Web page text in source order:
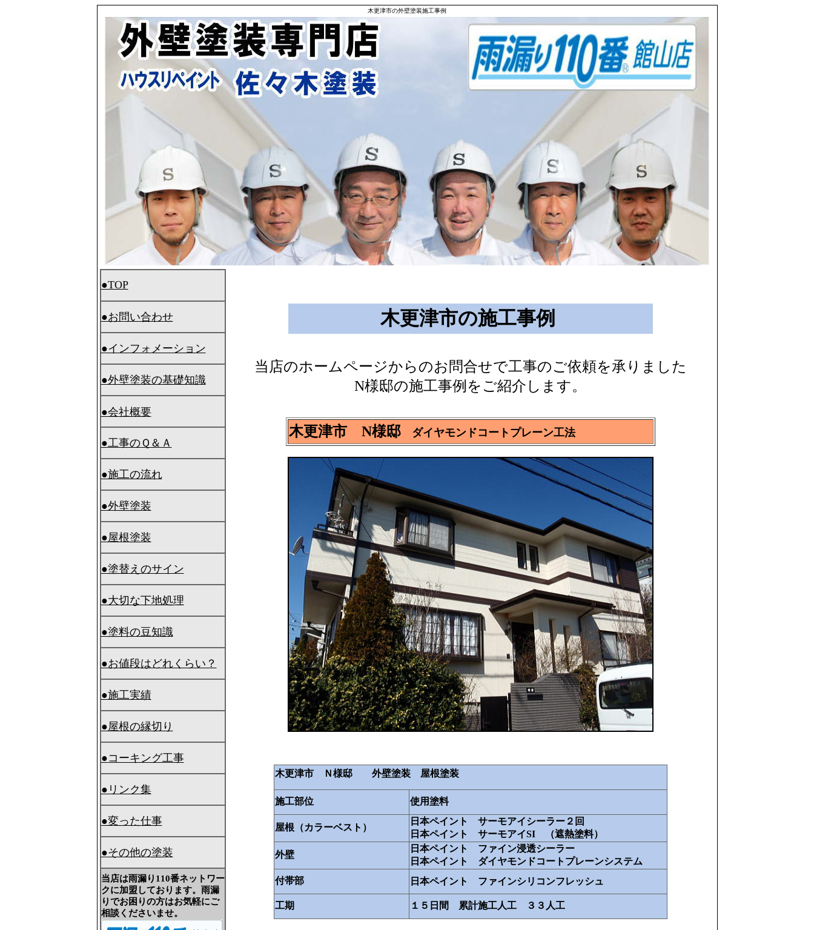
木更津市の外壁塗装施工事例
●TOP
●お問い合わせ
●インフォメーション
●外壁塗装の基礎知識
●会社概要
●工事のＱ＆Ａ
●施工の流れ
●外壁塗装
●屋根塗装
●塗替えのサイン
●大切な下地処理
●塗料の豆知識
●お値段はどれくらい？
●施工実績
●屋根の縁切り
●コーキング工事
●リンク集
●変った仕事
●その他の塗装
当店は雨漏り110番ネットワー
クに加盟しております。雨漏
りでお困りの方はお気軽にご
相談くださいませ。
木更津市の施工事例
当店のホームページからのお問合せで工事のご依頼を承りました
N様邸の施工事例をご紹介します。
木更津市 N様邸ダイヤモンドコートプレーン工法
木更津市 Ｎ様邸 外壁塗装 屋根塗装
施工部位 使用塗料
屋根（カラーベスト）
日本ペイント サーモアイシーラー２回
日本ペイント サーモアイSI （遮熱塗料）
外壁
日本ペイント ファイン浸透シーラー
日本ペイント ダイヤモンドコートプレーンシステム
付帯部
日本ペイント ファインシリコンフレッシュ
工期 １５日間 累計施工人工 ３３人工